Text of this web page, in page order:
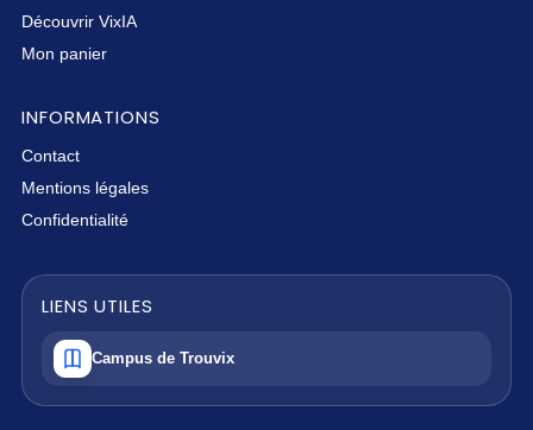
Découvrir VixIA
Mon panier
INFORMATIONS
Contact
Mentions légales
Confidentialité
LIENS UTILES
Campus de Trouvix